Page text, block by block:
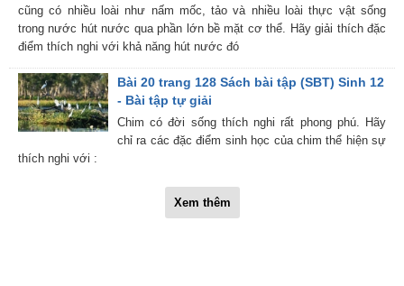
cũng có nhiều loài như nấm mốc, tảo và nhiều loài thực vật sống
trong nước hút nước qua phần lớn bề mặt cơ thể. Hãy giải thích đặc
điểm thích nghi với khả năng hút nước đó
Bài 20 trang 128 Sách bài tập (SBT) Sinh 12
- Bài tập tự giải
Chim có đời sống thích nghi rất phong phú. Hãy
chỉ ra các đặc điểm sinh học của chim thể hiện sự
thích nghi với :
Xem thêm